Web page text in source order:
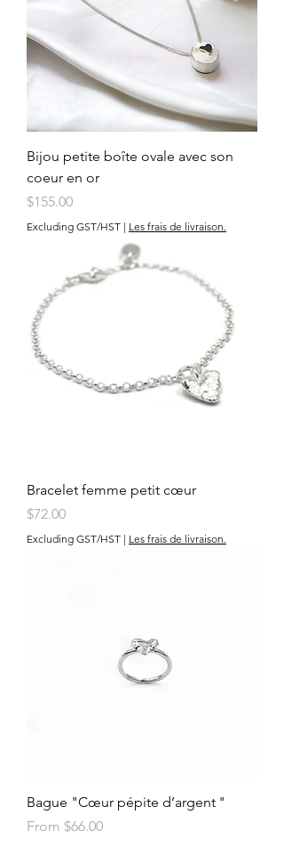
Bijou petite boîte ovale avec son
coeur en or
Price
$155.00
Excluding GST/HST | Les frais de livraison.
Bracelet femme petit cœur
Price
$72.00
Excluding GST/HST | Les frais de livraison.
Bague "Cœur pépite d’argent "
From $66.00
Sale Price